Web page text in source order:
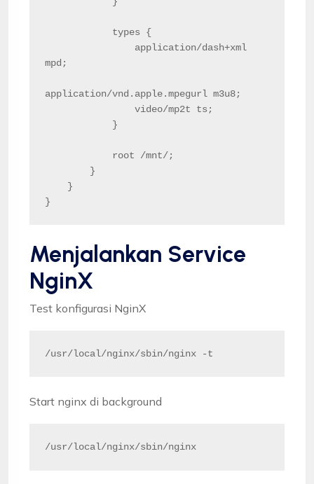
mpd;
application/vnd.apple.mpegurl m3u8;
                video/mp2t ts;
}
Menjalankan Service
NginX
Test konfigurasi NginX
/usr/local/nginx/sbin/nginx -t
Start nginx di background
/usr/local/nginx/sbin/nginx